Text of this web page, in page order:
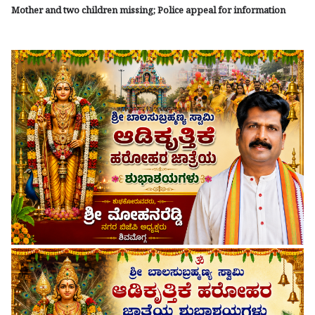
Mother and two children missing; Police appeal for information